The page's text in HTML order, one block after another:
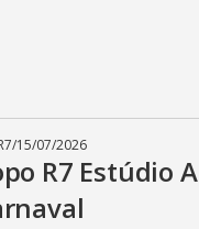
/15/07/2026
R7 Estúdio